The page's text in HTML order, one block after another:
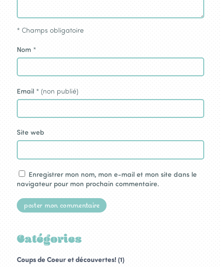
* Champs obligatoire
Nom *
Email * (non publié)
Site web
Enregistrer mon nom, mon e-mail et mon site dans le
navigateur pour mon prochain commentaire.
Catégories
Coups de Coeur et découvertes! (1)